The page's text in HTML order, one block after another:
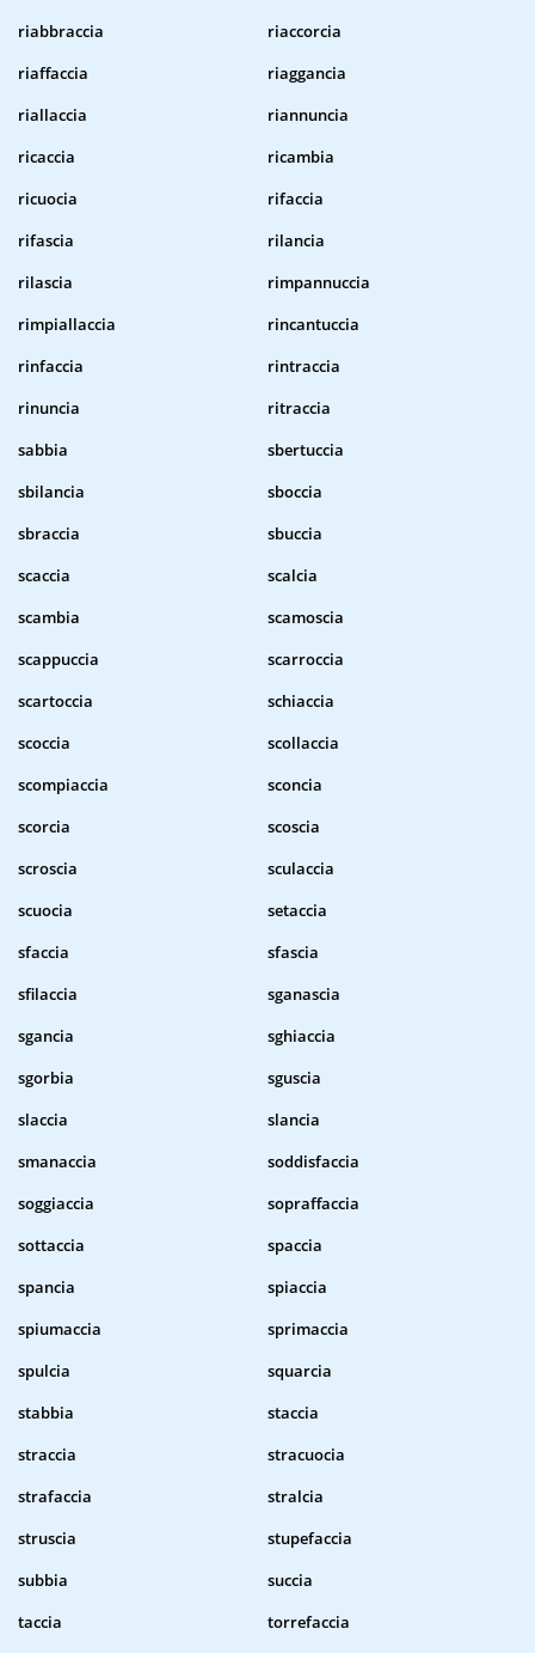
riabbraccia
riaccorcia
riaffaccia
riaggancia
riallaccia
riannuncia
ricaccia
ricambia
ricuocia
rifaccia
rifascia
rilancia
rilascia
rimpannuccia
rimpiallaccia
rincantuccia
rinfaccia
rintraccia
rinuncia
ritraccia
sabbia
sbertuccia
sbilancia
sboccia
sbraccia
sbuccia
scaccia
scalcia
scambia
scamoscia
scappuccia
scarroccia
scartoccia
schiaccia
scoccia
scollaccia
scompiaccia
sconcia
scorcia
scoscia
scroscia
sculaccia
scuocia
setaccia
sfaccia
sfascia
sfilaccia
sganascia
sgancia
sghiaccia
sgorbia
sguscia
slaccia
slancia
smanaccia
soddisfaccia
soggiaccia
sopraffaccia
sottaccia
spaccia
spancia
spiaccia
spiumaccia
sprimaccia
spulcia
squarcia
stabbia
staccia
straccia
stracuocia
strafaccia
stralcia
struscia
stupefaccia
subbia
succia
taccia
torrefaccia